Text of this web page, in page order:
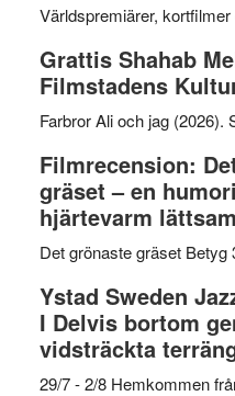
storheter
samarbeten
Världspremiärer,
Grattis Shahab
Filmstadens
Farbror Ali och jag (2026).
Filmrecension:
gräset – en
hjärtevarm
Det grönaste gräset
Ystad Sweden
I Delvis bortom
vidsträckta
29/7 - 2/8 Hemkommen